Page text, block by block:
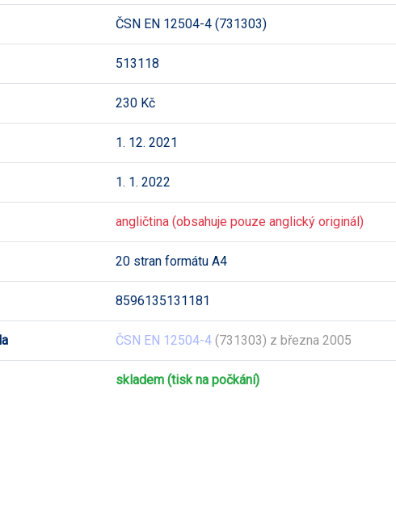
ČSN EN 12504-4 (731303)
513118
230 Kč
1. 12. 2021
1. 1. 2022
angličtina (obsahuje pouze anglický originál)
20 stran formátu A4
8596135131181
ČSN EN 12504-4 (731303) z března 2005
skladem (tisk na počkání)